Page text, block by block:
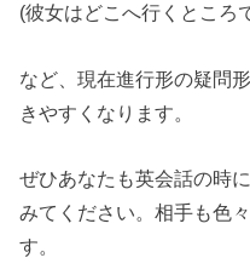
(彼女はどこへ行くところ
など、現在進行形の疑問
きやすくなります。
ぜひあなたも英会話の時
みてください。相手も色
す。